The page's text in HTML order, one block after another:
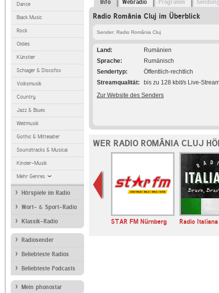
Dance
Black Music
Rock
Oldies
Künstler
Schlager & Discofox
Volksmusik
Country
Jazz & Blues
Weltmusik
Gothic & Mittelalter
Soundtracks & Musical
Kinder-Musik
Mehr Genres
Hörspiele im Radio
Wort- & Sport-Radio
Klassik-Radio
Radiosender
Beliebteste Radios
Beliebteste Podcasts
Mein phonostar
Info Webradio Programm
Radio România Cluj im Überblick
Sender: Radio România Cluj
Land
Rumänien
Sprache
Rumänisch
Sendertyp
Öffentlich-rechtlich
Streamqualität
bis zu 128 kbit/s Live-
Zur Website des Senders
WER RADIO ROMÂNIA CLUJ
STAR FM Nürnberg Radio Italiana